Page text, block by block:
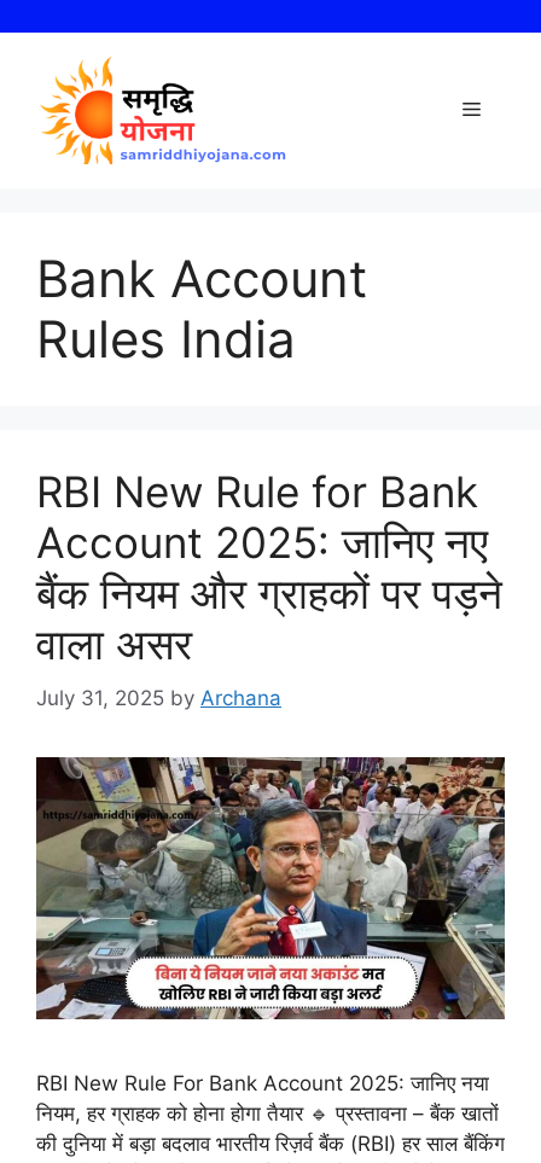
content
Menu
Bank Account
Rules India
RBI New Rule for Bank
Account 2025: जानिए नए
बैंक नियम और ग्राहकों पर पड़ने
वाला असर
July 31, 2025 by Archana
RBI New Rule For Bank Account 2025: जानिए नया
नियम, हर ग्राहक को होना होगा तैयार 🔹 प्रस्तावना – बैंक खातों
की दुनिया में बड़ा बदलाव भारतीय रिज़र्व बैंक (RBI) हर साल बैंकिंग